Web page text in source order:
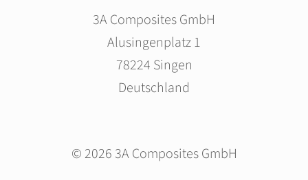
3A Composites GmbH
Alusingenplatz 1
78224 Singen
Deutschland
© 2026 3A Composites GmbH